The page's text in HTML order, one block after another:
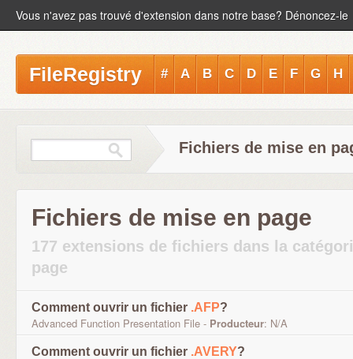
Vous n'avez pas trouvé d'extension dans notre base? Dénoncez-le
FileRegistry # A B C D E F G H
Fichiers de mise en
Fichiers de mise en page
177 extensions de fichiers dans la
page
Comment ouvrir un fichier .AFP?
Advanced Function Presentation File - Producteur: N/A
Comment ouvrir un fichier .AVERY?